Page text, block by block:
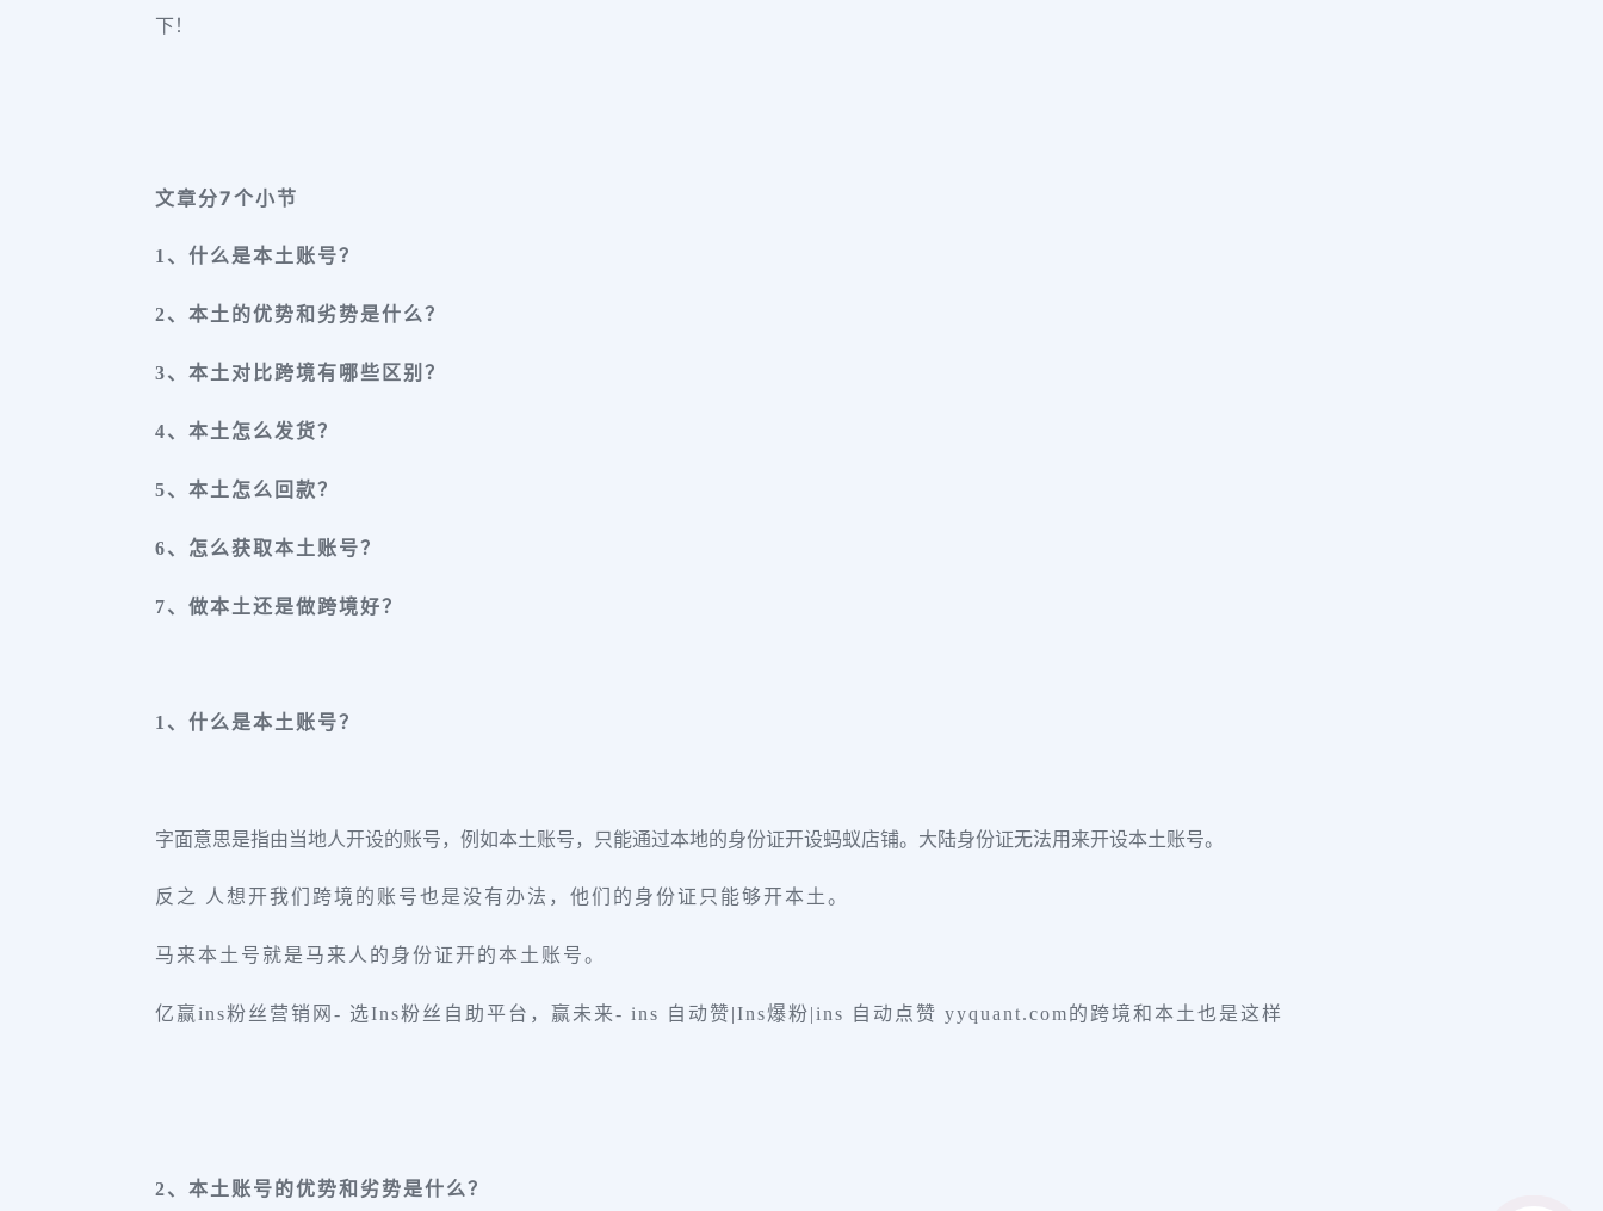
下！
文章分7个小节
1、什么是本土账号？
2、本土的优势和劣势是什么？
3、本土对比跨境有哪些区别？
4、本土怎么发货？
5、本土怎么回款？
6、怎么获取本土账号？
7、做本土还是做跨境好？
1、什么是本土账号？
字面意思是指由当地人开设的账号，例如本土账号，只能通过本地的身份证开设蚂蚁店铺。大陆身份证无法用来开设本土账号。
反之 人想开我们跨境的账号也是没有办法，他们的身份证只能够开本土。
马来本土号就是马来人的身份证开的本土账号。
亿赢ins粉丝营销网- 选Ins粉丝自助平台，赢未来- ins 自动赞|Ins爆粉|ins 自动点赞 yyquant.com的跨境和本土也是这样
2、本土账号的优势和劣势是什么？